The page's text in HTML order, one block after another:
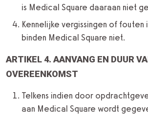
is Medical Square daaraan niet
Kennelijke vergissingen of fouten
binden Medical Square niet.
ARTIKEL 4. AANVANG EN DUUR
OVEREENKOMST
Telkens indien door
aan Medical Square wordt